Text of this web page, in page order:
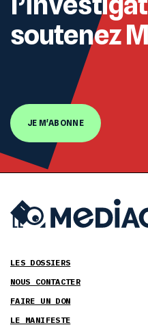
soutenez
JE M'ABONNE
LES DOSSIERS
NOUS CONTACTER
FAIRE UN DON
LE MANIFESTE